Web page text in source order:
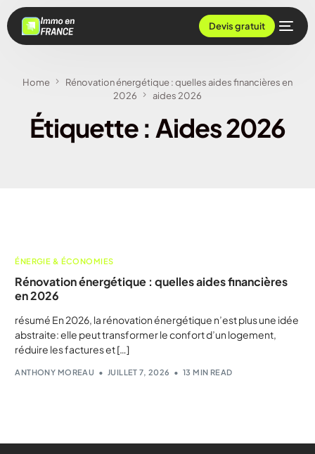
Devis gratuit
Home
Rénovation énergétique : quelles aides financières en
2026
aides 2026
Étiquette : Aides 2026
ÉNERGIE & ÉCONOMIES
Rénovation énergétique : quelles aides financières
en 2026
résumé En 2026, la rénovation énergétique n’est plus une idée
abstraite: elle peut transformer le confort d’un logement,
réduire les factures et […]
ANTHONY MOREAU JUILLET 7, 2026 13 MIN READ